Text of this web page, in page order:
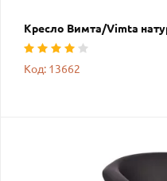
Кресло Вимта/Vimta
Код: 13662